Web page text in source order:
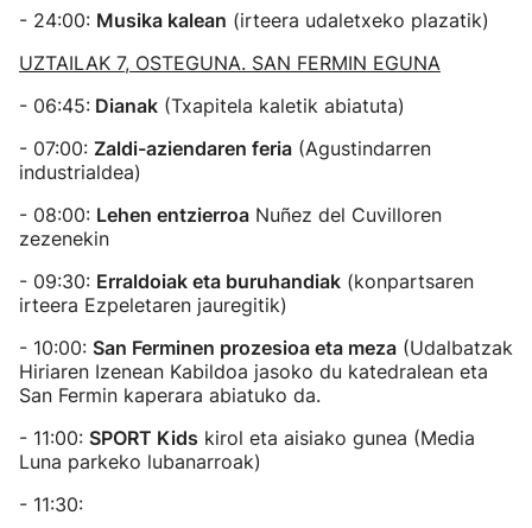
- 24:00: Musika kalean (irteera udaletxeko plazatik)
UZTAILAK 7, OSTEGUNA. SAN FERMIN EGUNA
- 06:45: Dianak (Txapitela kaletik abiatuta)
- 07:00: Zaldi-aziendaren feria (Agustindarren
industrialdea)
- 08:00: Lehen entzierroa Nuñez del Cuvilloren
zezenekin
- 09:30: Erraldoiak eta buruhandiak (konpartsaren
irteera Ezpeletaren jauregitik)
- 10:00: San Ferminen prozesioa eta meza (Udalbatzak
Hiriaren Izenean Kabildoa jasoko du katedralean eta
San Fermin kaperara abiatuko da.
- 11:00: SPORT Kids kirol eta aisiako gunea (Media
Luna parkeko lubanarroak)
- 11:30: